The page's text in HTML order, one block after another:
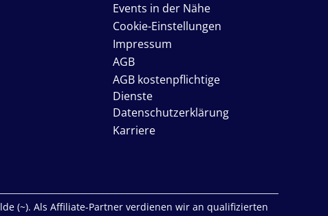
Events in der Nähe
Cookie-Einstellungen
Impressum
AGB
AGB kostenpflichtige
Dienste
Datenschutzerklärung
Karriere
(~). Als Affiliate-Partner verdienen wir an qualifizierten